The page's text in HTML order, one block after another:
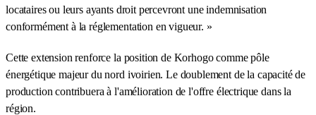
locataires ou leurs ayants droit percevront une indemnisation
conformément à la réglementation en vigueur. »
Cette extension renforce la position de Korhogo comme pôle
énergétique majeur du nord ivoirien. Le doublement de la capacité de
production contribuera à l'amélioration de l'offre électrique dans la
région.